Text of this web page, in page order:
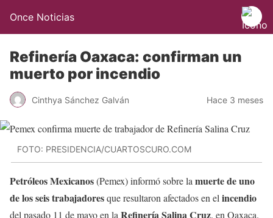
Once Noticias
Refinería Oaxaca: confirman un
muerto por incendio
Cinthya Sánchez Galván Hace 3 meses
FOTO: PRESIDENCIA/CUARTOSCURO.COM
Petróleos Mexicanos(Pemex) informó sobre la muerte de uno
de los seis trabajadoresque resultaron afectados en el incendio
del pasado 11 de mayo en la Refinería Salina Cruz, en Oaxaca.